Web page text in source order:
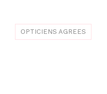
OPTICIENS AGREES